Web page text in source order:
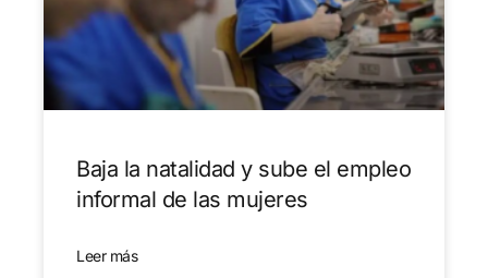
Baja la natalidad y sube el empleo
informal de las mujeres
Leer más